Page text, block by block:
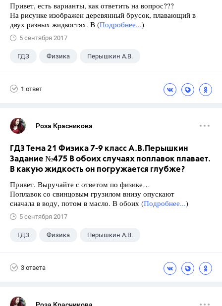
Привет, есть варианты, как ответить на вопрос???
На рисунке изображен деревянный брусок, плавающий в
двух разных жидкостях. В (Подробнее...)
5 сентября 2017
ГДЗ Физика Перышкин А.В.
1 ответ
Роза Красникова
ГДЗ Тема 21 Физика 7-9 класс А.В.Перышкин
Задание №475 В обоих случаях поплавок плавает.
В какую жидкость он погружается глубже?
Привет. Выручайте с ответом по физике…
Поплавок со свинцовым грузилом внизу опускают
сначала в воду, потом в масло. В обоих (Подробнее...)
5 сентября 2017
ГДЗ Физика Перышкин А.В.
3 ответа